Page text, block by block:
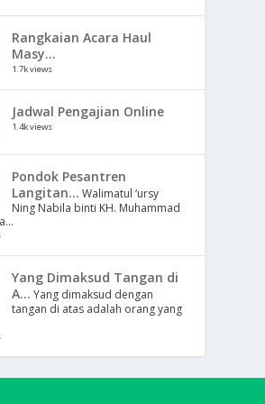
Rangkaian Acara Haul
Masy...
1.7k views
Jadwal Pengajian Online
1.4k views
Pondok Pesantren
Langitan... Walimatul ‘ursy
Ning Nabila binti KH. Muhammad
Yang Dimaksud Tangan di
A... Yang dimaksud dengan
tangan di atas adalah orang yang